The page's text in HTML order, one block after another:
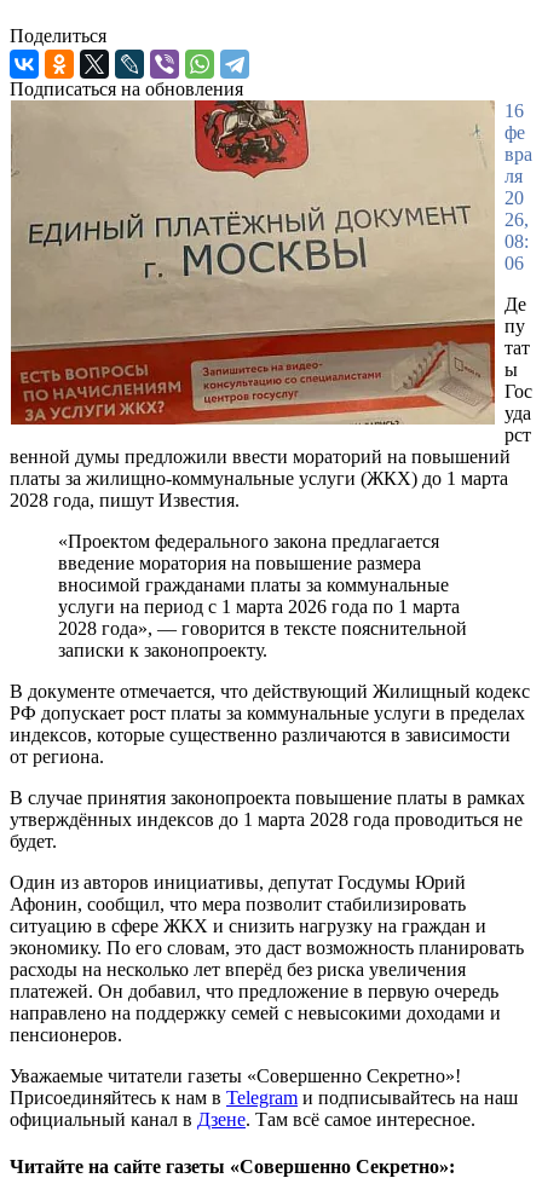
Поделиться
Подписаться на обновления
16
фе
вра
ля
20
26,
08:
06
Де
пу
тат
ы
Гос
уда
рст
венной думы предложили ввести мораторий на повышений
платы за жилищно-коммунальные услуги (ЖКХ) до 1 марта
2028 года, пишут Известия.
«Проектом федерального закона предлагается
введение моратория на повышение размера
вносимой гражданами платы за коммунальные
услуги на период с 1 марта 2026 года по 1 марта
2028 года», — говорится в тексте пояснительной
записки к законопроекту.
В документе отмечается, что действующий Жилищный кодекс
РФ допускает рост платы за коммунальные услуги в пределах
индексов, которые существенно различаются в зависимости
от региона.
В случае принятия законопроекта повышение платы в рамках
утверждённых индексов до 1 марта 2028 года проводиться не
будет.
Один из авторов инициативы, депутат Госдумы Юрий
Афонин, сообщил, что мера позволит стабилизировать
ситуацию в сфере ЖКХ и снизить нагрузку на граждан и
экономику. По его словам, это даст возможность планировать
расходы на несколько лет вперёд без риска увеличения
платежей. Он добавил, что предложение в первую очередь
направлено на поддержку семей с невысокими доходами и
пенсионеров.
Уважаемые читатели газеты «Совершенно Секретно»!
Присоединяйтесь к нам в Telegram и подписывайтесь на наш
официальный канал в Дзене. Там всё самое интересное.
Читайте на сайте газеты «Совершенно Секретно»: